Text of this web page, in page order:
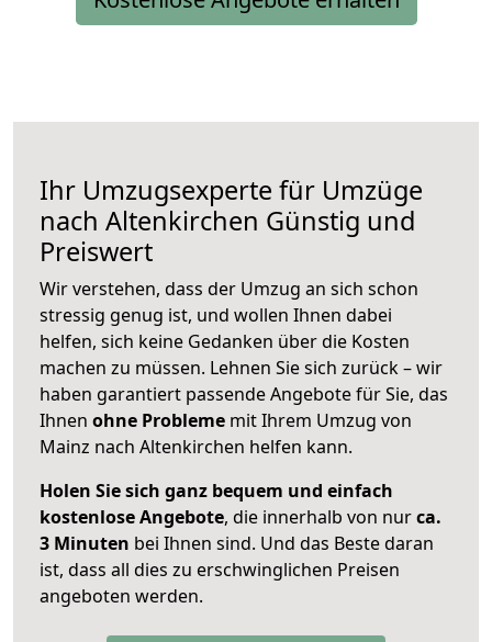
Ihr Umzugsexperte für Umzüge
nach Altenkirchen Günstig und
Preiswert
Wir verstehen, dass der Umzug an sich schon
stressig genug ist, und wollen Ihnen dabei
helfen, sich keine Gedanken über die Kosten
machen zu müssen. Lehnen Sie sich zurück – wir
haben garantiert passende Angebote für Sie, das
Ihnen ohne Probleme mit Ihrem Umzug von
Mainz nach Altenkirchen helfen kann.
Holen Sie sich ganz bequem und einfach
kostenlose Angebote, die innerhalb von nurca.
3 Minuten bei Ihnen sind. Und das Beste daran
ist, dass all dies zu erschwinglichen Preisen
angeboten werden.